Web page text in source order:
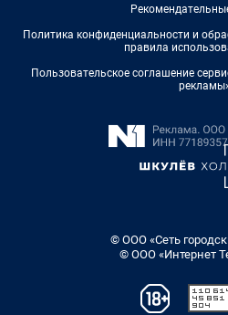
Политика конфиденциальности и
правила
Пользовательское соглашение
© ООО «Сеть
© ООО «Интернет